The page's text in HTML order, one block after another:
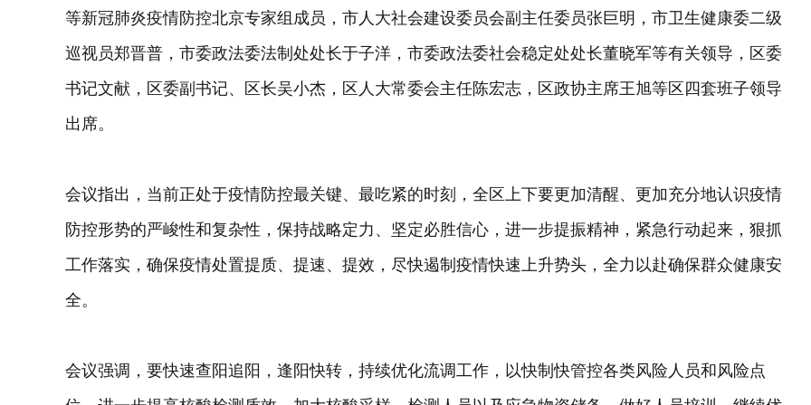
等新冠肺炎疫情防控北京专家组成员，市人大社会建设委员会副主任委员张巨明，市卫生健康委二级
巡视员郑晋普，市委政法委法制处处长于子洋，市委政法委社会稳定处处长董晓军等有关领导，区委
书记文献，区委副书记、区长吴小杰，区人大常委会主任陈宏志，区政协主席王旭等区四套班子领导
出席。
会议指出，当前正处于疫情防控最关键、最吃紧的时刻，全区上下要更加清醒、更加充分地认识疫情
防控形势的严峻性和复杂性，保持战略定力、坚定必胜信心，进一步提振精神，紧急行动起来，狠抓
工作落实，确保疫情处置提质、提速、提效，尽快遏制疫情快速上升势头，全力以赴确保群众健康安
全。
会议强调，要快速查阳追阳，逢阳快转，持续优化流调工作，以快制快管控各类风险人员和风险点